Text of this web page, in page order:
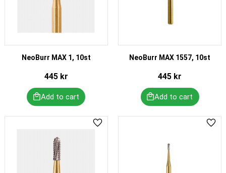
NeoBurr MAX 1, 10st
445kr
NeoBurr MAX 1557, 10st
445 kr
Add to favorites Add